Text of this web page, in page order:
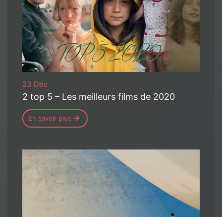
23 Déc
2 top 5 – Les meilleurs films de 2020
En savoir plus